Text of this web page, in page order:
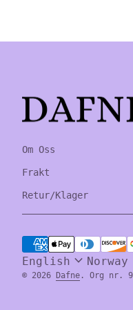
Om Oss
Frakt
Retur/Klager
Payment methods
English expand_more
© 2026 Dafne . Org nr.